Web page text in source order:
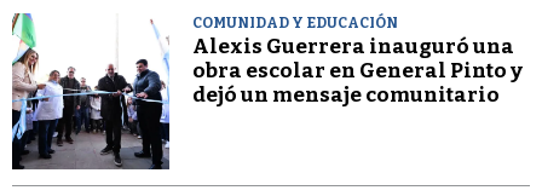
COMUNIDAD Y EDUCACIÓN
Alexis Guerrera inauguró una
obra escolar en General Pinto y
dejó un mensaje comunitario